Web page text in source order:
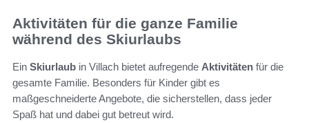
Aktivitäten für die ganze Familie
während des Skiurlaubs
Ein Skiurlaub in Villach bietet aufregende Aktivitäten für die
gesamte Familie. Besonders für Kinder gibt es
maßgeschneiderte Angebote, die sicherstellen, dass jeder
Spaß hat und dabei gut betreut wird.